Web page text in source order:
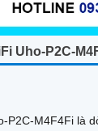
Uho-P2C-
là dòng camera wifi